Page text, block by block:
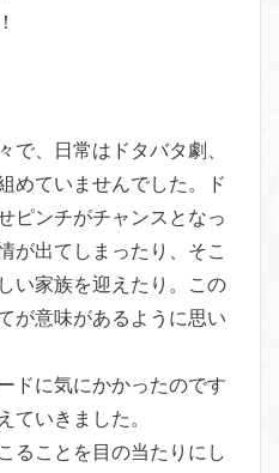
で、日常はドタバタ劇、
めていませんでした。ド
ピンチがチャンスとなっ
が出てしまったり、そこ
い家族を迎えたり。この
が意味があるように思い
ドに気にかかったのです
ていきました。
ることを目の当たりにし